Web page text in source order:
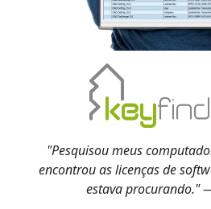
"Pesquisou meus
encontrou as licenças de
estava procurando."